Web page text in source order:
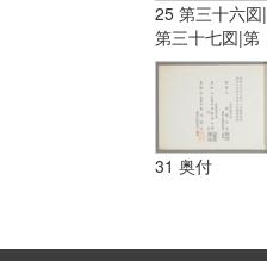
25 第三十六図|
第三十七図|第
三十八図|第三
十九図
31 奥付